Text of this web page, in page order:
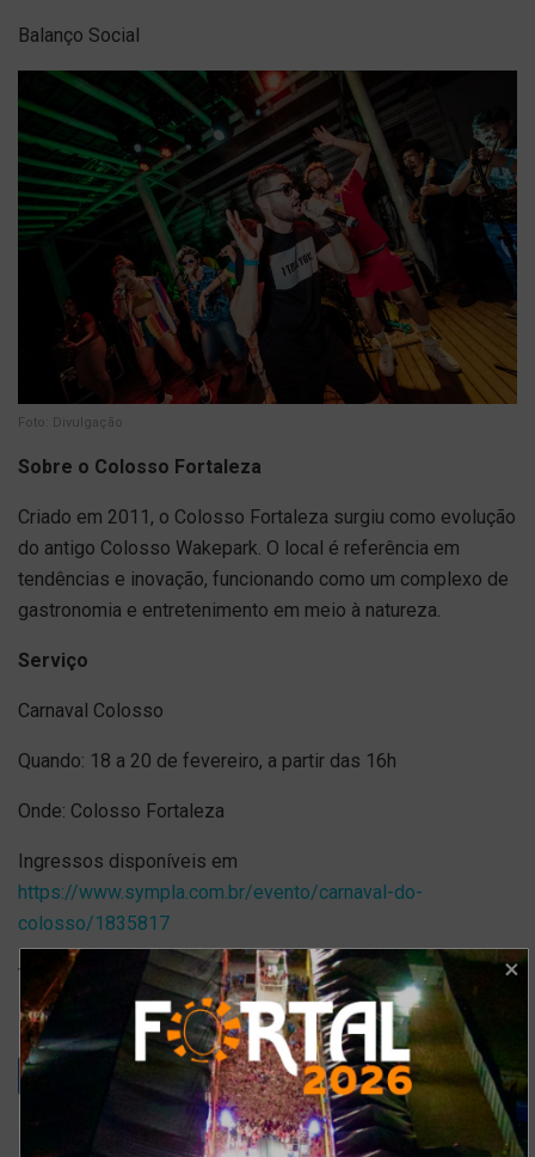
Balanço Social
Foto: Divulgação
Sobre o Colosso Fortaleza
Criado em 2011, o Colosso Fortaleza surgiu como evolução
do antigo Colosso Wakepark. O local é referência em
tendências e inovação, funcionando como um complexo de
gastronomia e entretenimento em meio à natureza.
Serviço
Carnaval Colosso
Quando: 18 a 20 de fevereiro, a partir das 16h
Onde: Colosso Fortaleza
Ingressos disponíveis em
https://www.sympla.com.br/evento/carnaval-do-
colosso/1835817
Tags: colosso carnaval guia de eventos isa capelo
programação de carnaval são 2 shows em fortaleza